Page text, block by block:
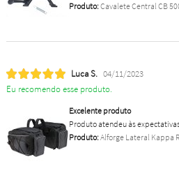
Produto:Cavalete Central CB
Luca S. 04/11/2023
Eu recomendo esse produto.
Excelente produto
Produto atendeu às
Produto:Alforge Lateral Kappa